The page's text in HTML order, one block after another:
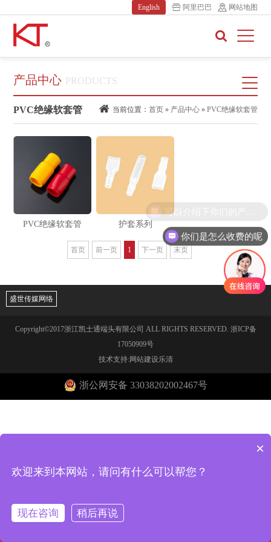
网站地图
阿里巴巴
English
产品中心 PRODUCTS
PVC绝缘软套管 当前位置： 首页 » 产品中心 » PVC绝缘软套管
PVC绝缘软套管 护套系列
首页 前一页 1 下一页 末页
盛世传媒网络
Copyright©2017浙江凯士通端头有限公司 ALL RIGHTS RESERVED. 浙ICP备
17050909号
技术支持:网站建设乐清
浙公网安备 33038202002467号
你们是怎么收费的呢
×
欢迎来到本网站，请问有什么可以帮您？
现在咨询 稍后再说